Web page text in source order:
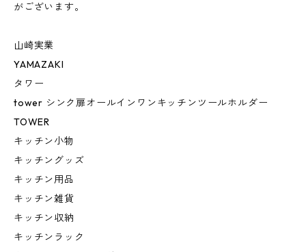
がございます。
山崎実業
YAMAZAKI
タワー
tower シンク扉オールインワンキッチンツールホルダー
TOWER
キッチン小物
キッチングッズ
キッチン用品
キッチン雑貨
キッチン収納
キッチンラック